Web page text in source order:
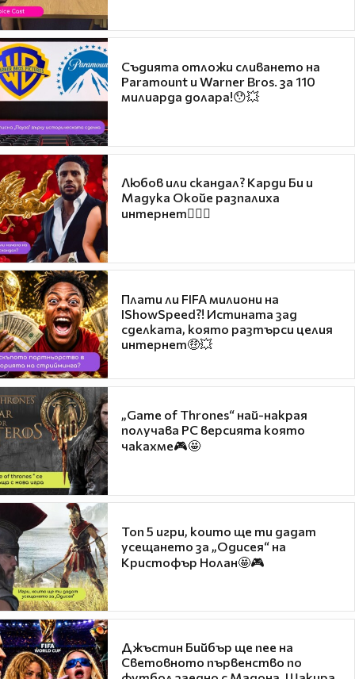
Съдията отложи сливането на
Paramount и Warner Bros. за 110
милиарда долара!😯💥
Любов или скандал? Карди Би и
Мадука Окойе разпалиха
интернет❤️‍🔥🔥
Плати ли FIFA милиони на
IShowSpeed?! Истината зад
сделката, която разтърси целия
интернет🤑💥
„Game of Thrones“ най-накрая
получава PC версията която
чакахме🎮🤩
Топ 5 игри, които ще ти дадат
усещането за „Одисея“ на
Кристофър Нолан🤩🎮
Джъстин Бийбър ще пее на
Световното първенство по